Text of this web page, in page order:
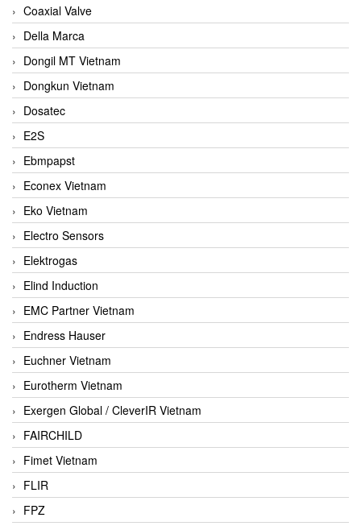
Coaxial Valve
Della Marca
Dongil MT Vietnam
Dongkun Vietnam
Dosatec
E2S
Ebmpapst
Econex Vietnam
Eko Vietnam
Electro Sensors
Elektrogas
Elind Induction
EMC Partner Vietnam
Endress Hauser
Euchner Vietnam
Eurotherm Vietnam
Exergen Global / CleverIR Vietnam
FAIRCHILD
Fimet Vietnam
FLIR
FPZ